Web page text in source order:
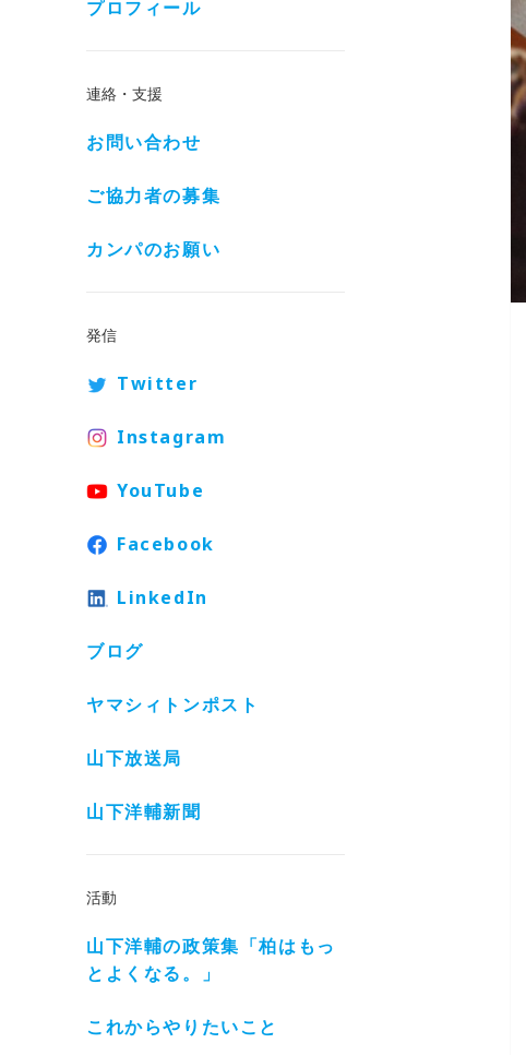
プロフィール
連絡・支援
お問い合わせ
ご協力者の募集
カンパのお願い
発信
Twitter
Instagram
YouTube
Facebook
LinkedIn
ブログ
ヤマシィトンポスト
山下放送局
山下洋輔新聞
活動
山下洋輔の政策集「柏はもっ
とよくなる。」
これからやりたいこと